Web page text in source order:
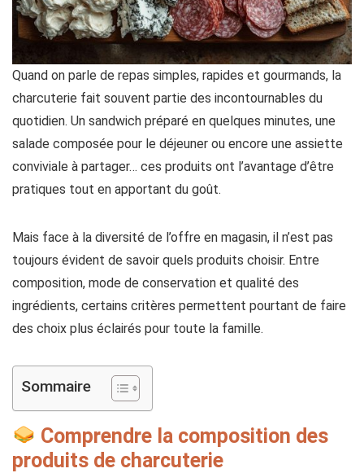
Quand on parle de repas simples, rapides et gourmands, la
charcuterie fait souvent partie des incontournables du
quotidien. Un sandwich préparé en quelques minutes, une
salade composée pour le déjeuner ou encore une assiette
conviviale à partager… ces produits ont l’avantage d’être
pratiques tout en apportant du goût.
Mais face à la diversité de l’offre en magasin, il n’est pas
toujours évident de savoir quels produits choisir. Entre
composition, mode de conservation et qualité des
ingrédients, certains critères permettent pourtant de faire
des choix plus éclairés pour toute la famille.
Sommaire
Comprendre la composition des
produits de charcuterie